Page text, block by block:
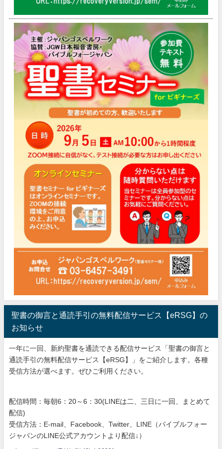
聖書の御言と通読手引の無料配信サービス【eRSG】の
お知らせ
一年に一回、新約聖書を通読できる配信サービス「聖書の御言と
通読手引の無料配信サービス【eRSG】」をご紹介します。各種
受信方法が選べます。ぜひご利用ください。
配信時間：毎朝6：20～6：30(LINEは二、三日に一回、まとめて
配信)
受信方法：E-mail、Facebook、Twitter、LINE（バイブルフォー
ジャパンのLINE公式アカウントより配信↓）